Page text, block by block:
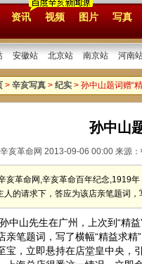
资讯 视频 图片 写真
安徽站 北京站 南京站 河南
> 辛亥写真 > 纪实 > 孙中山题词赠“
孙中山
辛亥革命网 2013-09-06 00:00 来源：
亥革命网,辛亥革命百年纪念,1919
人的请求下，答应为该店亲笔题词，
山先生在广州，上次到“精益
亲笔题词，写了横幅“精益求
宝，立即悬持在店堂皇中央，